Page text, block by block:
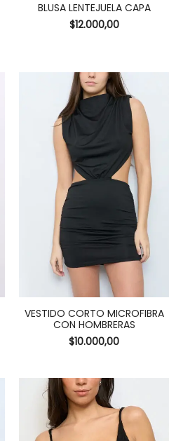
BLUSA LENTEJUELA CAPA
$12.000,00
VESTIDO CORTO MICROFIBRA
CON HOMBRERAS
$10.000,00